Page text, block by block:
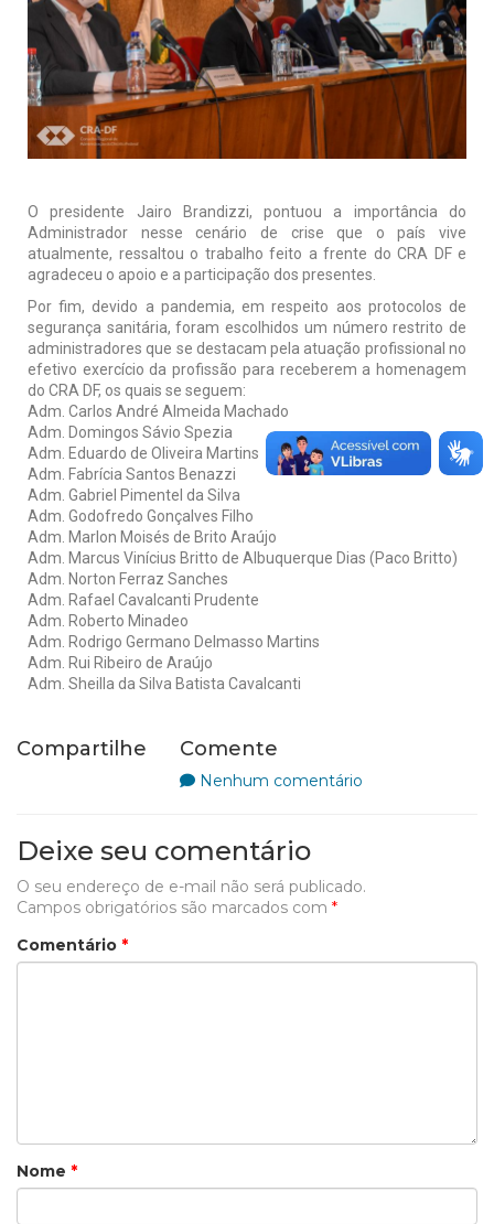
O presidente Jairo Brandizzi, pontuou a importância do
Administrador nesse cenário de crise que o país vive
atualmente, ressaltou o trabalho feito a frente do CRA DF e
agradeceu o apoio e a participação dos presentes.
Por fim, devido a pandemia, em respeito aos protocolos de
segurança sanitária, foram escolhidos um número restrito de
administradores que se destacam pela atuação profissional no
efetivo exercício da profissão para receberem a homenagem
do CRA DF, os quais se seguem:
Adm. Carlos André Almeida Machado
Adm. Domingos Sávio Spezia
Adm. Eduardo de Oliveira Martins
Adm. Fabrícia Santos Benazzi
Adm. Gabriel Pimentel da Silva
Adm. Godofredo Gonçalves Filho
Adm. Marlon Moisés de Brito Araújo
Adm. Marcus Vinícius Britto de Albuquerque Dias (Paco Britto)
Adm. Norton Ferraz Sanches
Adm. Rafael Cavalcanti Prudente
Adm. Roberto Minadeo
Adm. Rodrigo Germano Delmasso Martins
Adm. Rui Ribeiro de Araújo
Adm. Sheilla da Silva Batista Cavalcanti
Compartilhe Comente
Nenhum comentário
Deixe seu comentário
O seu endereço de e-mail não será publicado.
Campos obrigatórios são marcados com *
Comentário *
Nome *